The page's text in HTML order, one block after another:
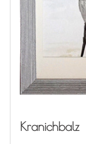
Kra­nich­balz